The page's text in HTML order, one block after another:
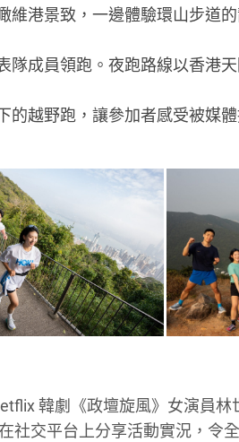
維港景致，一邊體驗環山步道
隊成員領跑。夜跑路線以香港
的越野跑，讓參加者感受被媒
韓劇《政壇旋風》女演員
社交平台上分享活動實況，令